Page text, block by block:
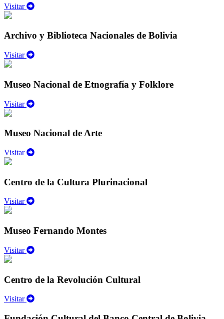
Visitar
Archivo y Biblioteca Nacionales de Bolivia
Visitar
Museo Nacional de Etnografía y Folklore
Visitar
Museo Nacional de Arte
Visitar
Centro de la Cultura Plurinacional
Visitar
Museo Fernando Montes
Visitar
Centro de la Revolución Cultural
Visitar